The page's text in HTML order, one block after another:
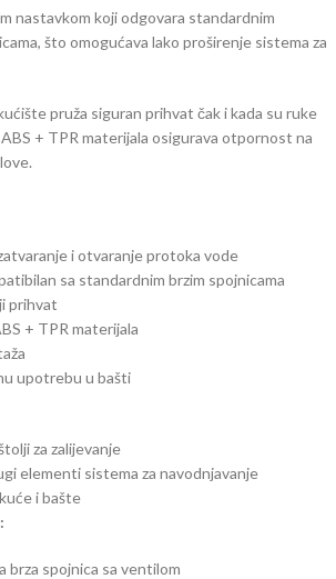
nastavkom koji odgovara standardnim
što omogućava lako proširenje sistema za
pruža siguran prihvat čak i kada su ruke
+ TPR materijala osigurava otpornost na
i otvaranje protoka vode
sa standardnim brzim spojnicama
prihvat
+ TPR materijala
upotrebu u bašti
za zalijevanje
elementi sistema za navodnjavanje
i bašte
brza spojnica sa ventilom